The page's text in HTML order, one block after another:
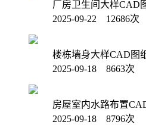
厂房卫生间大样CAD
2025-09-22 12686次
楼栋墙身大样CAD图
2025-09-18 8663次
房屋室内水路布置
2025-09-18 8796次